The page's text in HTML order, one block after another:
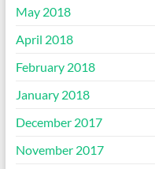
May 2018
April 2018
February 2018
January 2018
December 2017
November 2017